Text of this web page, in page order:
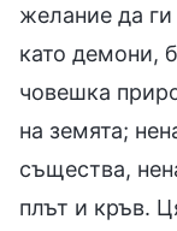
желание да
като демони,
човешка
на земята;
същества,
плът и кръв.